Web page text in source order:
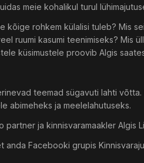
meie kohalikul turul
rohkem külalisi tuleb? Mis
ruumi kasumi teenimiseks? Mis
küsimustele proovib Algis
teemad sügavuti lahti
abimeheks ja meelelahutuseks.
partner ja kinnisvaramaakler Algis
Facebooki grupis